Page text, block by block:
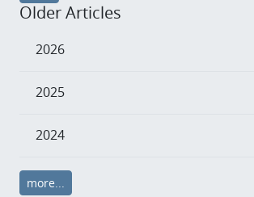
Older Articles
2026
2025
2024
more...